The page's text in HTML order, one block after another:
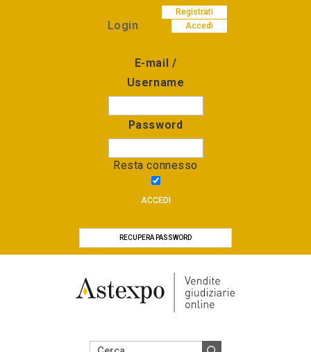
Registrati
Accedi
Login
E-mail /
Username
Password
Resta connesso
ACCEDI
RECUPERA PASSWORD